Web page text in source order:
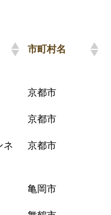
市町村名
京都市
京都市
ネ
京都市
亀岡市